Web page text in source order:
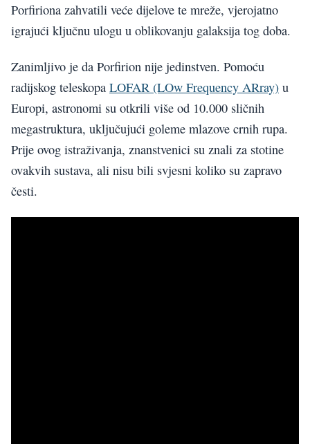
Porfiriona zahvatili veće dijelove te mreže, vjerojatno
igrajući ključnu ulogu u oblikovanju galaksija tog doba.
Zanimljivo je da Porfirion nije jedinstven. Pomoću
radijskog teleskopa LOFAR (LOw Frequency ARray) u
Europi, astronomi su otkrili više od 10.000 sličnih
megastruktura, uključujući goleme mlazove crnih rupa.
Prije ovog istraživanja, znanstvenici su znali za stotine
ovakvih sustava, ali nisu bili svjesni koliko su zapravo
česti.